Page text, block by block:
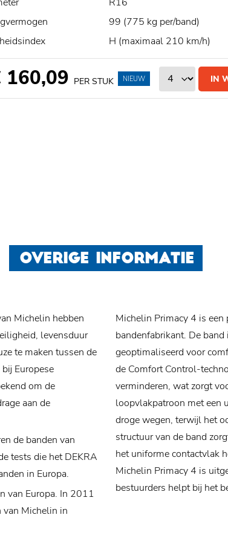
99 (775 kg per/band)
H (maximaal 210 km/h)
160,09 PER STUK IN
NIEUW
OVERIGE INFORMATIE
Michelin hebben
levensduur
te maken tussen de
Europese
om de
aan de
de banden van
tests die het DEKRA
in Europa.
van Europa. In 2011
van Michelin in
Michelin Primacy 4 is
bandenfabrikant. De
geoptimaliseerd voor
de Comfort Control-
verminderen, wat zorgt
loopvlakpatroon met een
droge wegen, terwijl het
structuur van de band
het uniforme contactvlak
Michelin Primacy 4 is
bestuurders helpt bij het